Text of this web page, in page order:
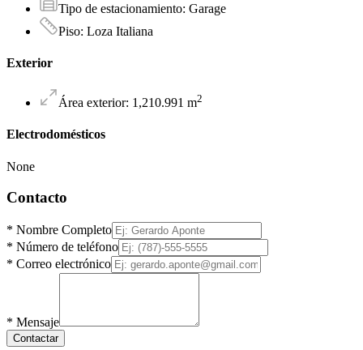
Tipo de estacionamiento: Garage
Piso: Loza Italiana
Exterior
Área exterior: 1,210.991 m2
Electrodomésticos
None
Contacto
* Nombre Completo
* Número de teléfono
* Correo electrónico
* Mensaje
Contactar